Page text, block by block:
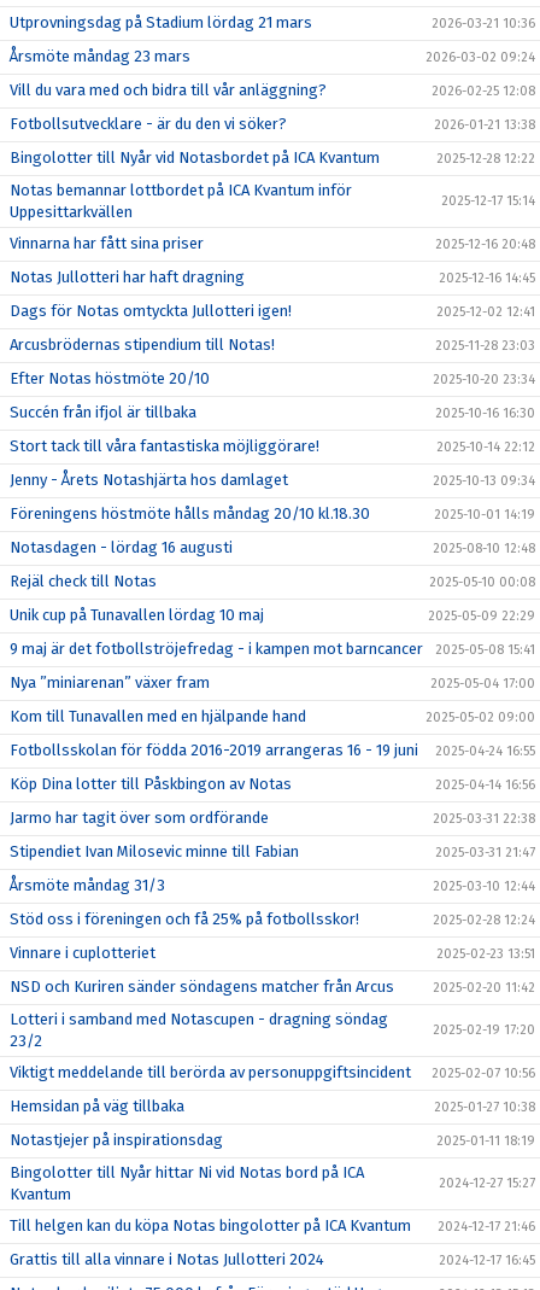
Utprovningsdag på Stadium lördag 21 mars 2026-03-21 10:36
Årsmöte måndag 23 mars 2026-03-02 09:24
Vill du vara med och bidra till vår anläggning? 2026-02-25 12:08
Fotbollsutvecklare - är du den vi söker? 2026-01-21 13:38
Bingolotter till Nyår vid Notasbordet på ICA Kvantum 2025-12-28 12:22
Notas bemannar lottbordet på ICA Kvantum inför
Uppesittarkvällen
2025-12-17 15:14
Vinnarna har fått sina priser 2025-12-16 20:48
Notas Jullotteri har haft dragning 2025-12-16 14:45
Dags för Notas omtyckta Jullotteri igen! 2025-12-02 12:41
Arcusbrödernas stipendium till Notas! 2025-11-28 23:03
Efter Notas höstmöte 20/10 2025-10-20 23:34
Succén från ifjol är tillbaka 2025-10-16 16:30
Stort tack till våra fantastiska möjliggörare! 2025-10-14 22:12
Jenny - Årets Notashjärta hos damlaget 2025-10-13 09:34
Föreningens höstmöte hålls måndag 20/10 kl.18.30 2025-10-01 14:19
Notasdagen - lördag 16 augusti 2025-08-10 12:48
Rejäl check till Notas 2025-05-10 00:08
Unik cup på Tunavallen lördag 10 maj 2025-05-09 22:29
9 maj är det fotbollströjefredag - i kampen mot barncancer 2025-05-08 15:41
Nya ”miniarenan” växer fram 2025-05-04 17:00
Kom till Tunavallen med en hjälpande hand 2025-05-02 09:00
Fotbollsskolan för födda 2016-2019 arrangeras 16 - 19 juni 2025-04-24 16:55
Köp Dina lotter till Påskbingon av Notas 2025-04-14 16:56
Jarmo har tagit över som ordförande 2025-03-31 22:38
Stipendiet Ivan Milosevic minne till Fabian 2025-03-31 21:47
Årsmöte måndag 31/3 2025-03-10 12:44
Stöd oss i föreningen och få 25% på fotbollsskor! 2025-02-28 12:24
Vinnare i cuplotteriet 2025-02-23 13:51
NSD och Kuriren sänder söndagens matcher från Arcus 2025-02-20 11:42
Lotteri i samband med Notascupen - dragning söndag
23/2
2025-02-19 17:20
Viktigt meddelande till berörda av personuppgiftsincident 2025-02-07 10:56
Hemsidan på väg tillbaka 2025-01-27 10:38
Notastjejer på inspirationsdag 2025-01-11 18:19
Bingolotter till Nyår hittar Ni vid Notas bord på ICA
Kvantum
2024-12-27 15:27
Till helgen kan du köpa Notas bingolotter på ICA Kvantum 2024-12-17 21:46
Grattis till alla vinnare i Notas Jullotteri 2024 2024-12-17 16:45